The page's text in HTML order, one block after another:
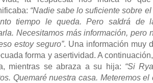
“Nadie sabe lo suficiente sobre
tiempo le queda. Pero saldrá de
Necesitamos más información, pero
estoy seguro”. Una información muy
forma y asertividad. A
mientras se abraza a su hija: “Si
Quemaré nuestra casa. Meteremos